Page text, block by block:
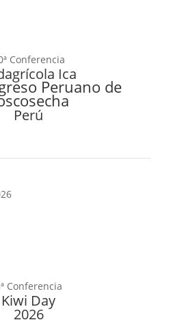
Conferencia
Ica
Peruano de
Perú
Conferencia
Kiwi Day
2026